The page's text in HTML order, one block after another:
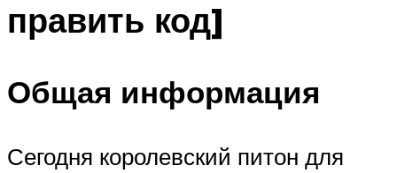
править код]
Общая информация
Сегодня королевский питон для